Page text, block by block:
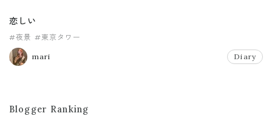
恋しい
#夜景 #東京タワー
mari Diary
Blogger Ranking